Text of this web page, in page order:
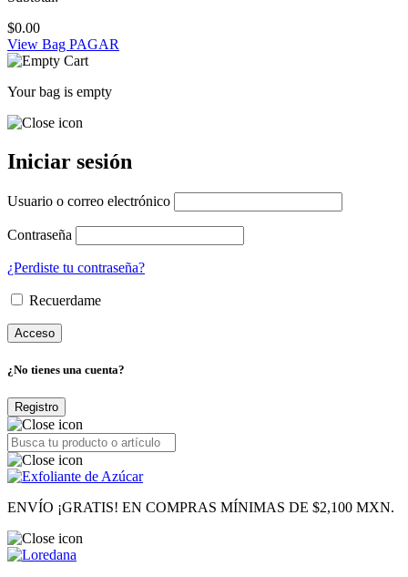
$0.00
View Bag PAGAR
Your bag is empty
Iniciar sesión
Usuario o correo electrónico
Contraseña
¿Perdiste tu contraseña?
Recuerdame
¿No tienes una cuenta?
Registro
ENVÍO ¡GRATIS! EN COMPRAS MÍNIMAS DE $2,100 MXN.